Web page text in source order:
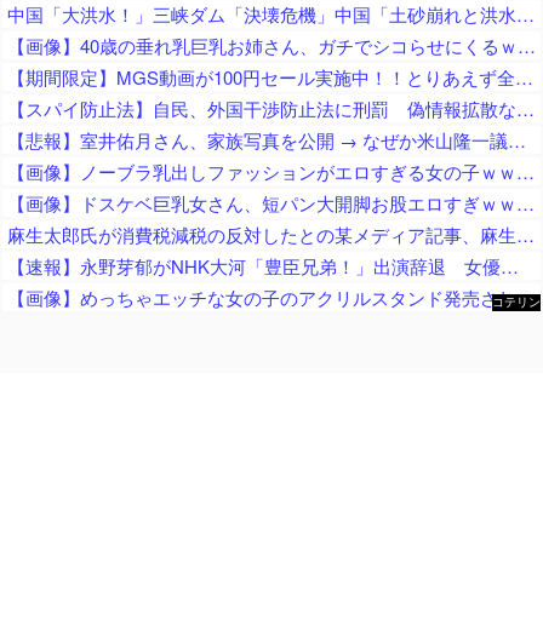
中国「大洪水！」三峡ダム「決壊危機」中国「土砂崩れと洪水被害の対策強化！」中国政府「三峡ﾀﾞﾑ周辺を重点強化」中国ダム「決壊」中国「現場封鎖！（空撮削除」→
【画像】40歳の垂れ乳巨乳お姉さん、ガチでシコらせにくるｗｗｗｗｗｗｗｗｗｗｗｗｗｗ
【期間限定】MGS動画が100円セール実施中！！とりあえず全部買うやろｗｗｗｗｗ
【スパイ防止法】自民、外国干渉防止法に刑罰 偽情報拡散などの不当干渉を防止 これに反対する政党はどこかな？
【悲報】室井佑月さん、家族写真を公開 → なぜか米山隆一議員の姿が消えてネットで話題に → 「レスバで忙しいの？」「撮影係に徹してるのか？」
【画像】ノーブラ乳出しファッションがエロすぎる女の子ｗｗｗｗ
【画像】ドスケベ巨乳女さん、短パン大開脚お股エロすぎｗｗｗｗｗ
麻生太郎氏が消費税減税の反対したとの某メディア記事、麻生派の議員に実際に問い合わせてみた結果……
【速報】永野芽郁がNHK大河「豊臣兄弟！」出演辞退 女優業は事実上、活動休止へ…不倫疑惑余波ドラマにも
【画像】めっちゃエッチな女の子のアクリルスタンド発売されるｗｗ
コテリン